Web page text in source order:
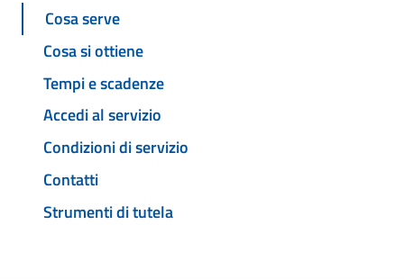
Cosa serve
Cosa si ottiene
Tempi e scadenze
Accedi al servizio
Condizioni di servizio
Contatti
Strumenti di tutela